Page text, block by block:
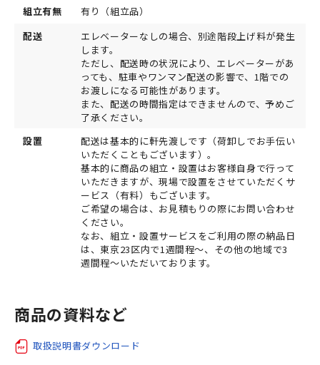
組立有無
有り（組立品）
配送
エレベーターなしの場合、別途階段上げ料が発生
します。
ただし、配送時の状況により、エレベーターがあ
っても、駐車やワンマン配送の影響で、1階での
お渡しになる可能性があります。
また、配送の時間指定はできませんので、予めご
了承ください。
設置
配送は基本的に軒先渡しです（荷卸しでお手伝い
いただくこともございます）。
基本的に商品の組立・設置はお客様自身で行って
いただきますが、現場で設置をさせていただくサ
ービス（有料）もございます。
ご希望の場合は、お見積もりの際にお問い合わせ
ください。
なお、組立・設置サービスをご利用の際の納品日
は、東京23区内で1週間程～、その他の地域で3
週間程～いただいております。
商品の資料など
取扱説明書ダウンロード